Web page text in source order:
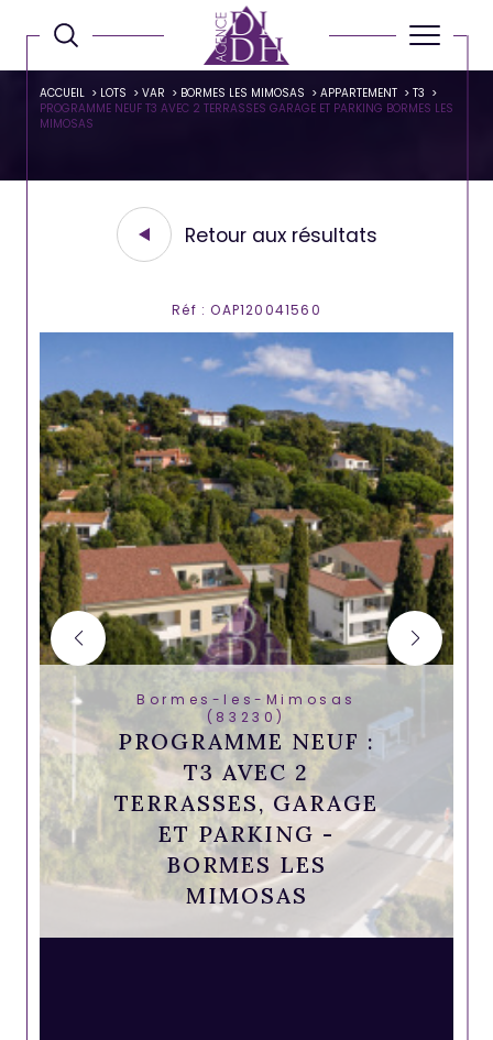
ACCUEIL LOTS VAR BORMES LES MIMOSAS APPARTEMENT
T3
PROGRAMME NEUF T3 AVEC 2 TERRASSES GARAGE ET PARKING BORMES LES
MIMOSAS
Retour aux résultats
Réf : OAP120041560
Bormes-les-Mimosas
(83230)
PROGRAMME NEUF :
T3 AVEC 2
TERRASSES, GARAGE
ET PARKING -
BORMES LES
MIMOSAS